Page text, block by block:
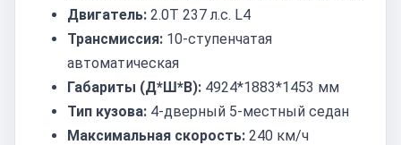
Двигатель: 2.0T 237 л.с. L4
Трансмиссия: 10-ступенчатая
автоматическая
Габариты (Д*Ш*В): 4924*1883*1453 мм
Тип кузова: 4-дверный 5-местный седан
Максимальная скорость: 240 км/ч